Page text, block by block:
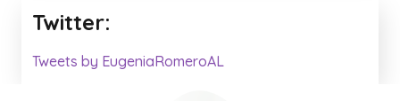
Twitter:
Tweets by EugeniaRomeroAL